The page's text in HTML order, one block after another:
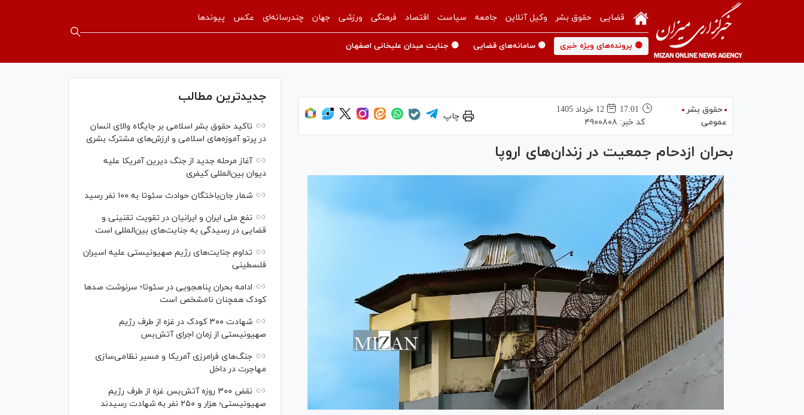
قضایی حقوق بشر وکیل آنلاین جامعه سیاست اقتصاد فرهنگی ورزشی جهان چندرسانه‌ای عکس پیوندها
🟡 پرونده‌های ویژه خبری 🟡 سامانه‌های قضایی 🟡 جنایت میدان علیخانی اصفهان
حقوق بشر
عمومی
17:01
12 خرداد 1405
کد خبر: ۴۹۰۰۸۰۸
چاپ
بحران ازدحام جمعیت در زندان‌های اروپا
جدیدترین مطالب
تاکید حقوق بشر اسلامی بر جایگاه والای انسان
در پرتو آموزه‌های اسلامی و ارزش‌های مشترک بشری
آغاز مرحله جدید از جنگ دیرین آمریکا علیه
دیوان بین‌المللی کیفری
شمار جان‌باختگان حوادث سئوتا به ۱۰۰ نفر رسید
نفع ملی ایران و ایرانیان در تقویت تقنینی و
قضایی در رسیدگی به جنایت‌های بین‌المللی است
تداوم جنایت‌های رژیم صهیونیستی علیه اسیران
فلسطینی
ادامه بحران پناهجویی در سئوتا؛ سرنوشت صدها
کودک همچنان نامشخص است
شهادت ۳۰۰ کودک در غزه از طرف رژیم
صهیونیستی از زمان اجرای آتش‌بس
جنگ‌های فرامرزی آمریکا و مسیر نظامی‌سازی
مهاجرت در داخل
نقض ۳۰۰ روزه آتش‌بس غزه از طرف رژیم
صهیونیستی؛ هزار و ۲۵۰ نفر به شهادت رسیدند